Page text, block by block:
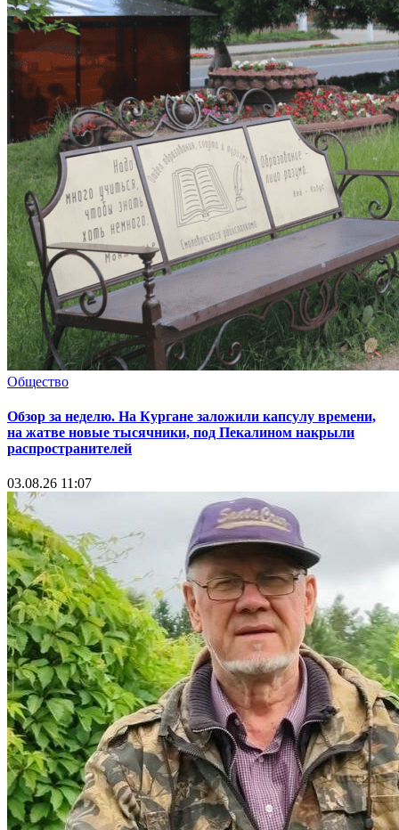
Общество
Обзор за неделю. На Кургане заложили капсулу времени,
на жатве новые тысячники, под Пекалином накрыли
распространителей
03.08.26 11:07